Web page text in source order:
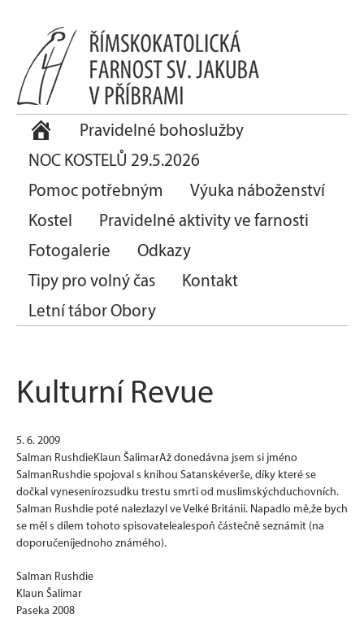
Pravidelné bohoslužby
NOC KOSTELŮ 29.5.2026
Pomoc potřebným
Výuka náboženství
Kostel
Pravidelné aktivity ve farnosti
Fotogalerie
Odkazy
Tipy pro volný čas
Kontakt
Letní tábor Obory
Kulturní Revue
5. 6. 2009
Salman RushdieKlaun ŠalimarAž donedávna jsem si jméno
SalmanRushdie spojoval s knihou Satanskéverše, díky které se
dočkal vynesenírozsudku trestu smrti od muslimskýchduchovních.
Salman Rushdie poté nalezlazyl ve Velké Británii. Napadlo mě,že bych
se měl s dílem tohoto spisovatelealespoň částečně seznámit (na
doporučeníjednoho známého).
Salman Rushdie
Klaun Šalimar
Paseka 2008